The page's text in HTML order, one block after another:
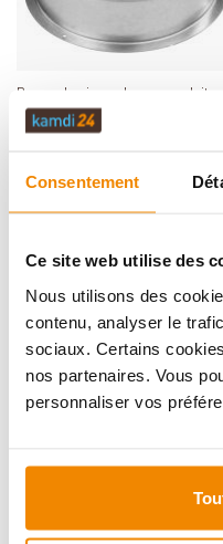
Consentement
Ce site web utilise des
Nous utilisons des
contenu, analyser le
sociaux. Certains
nos partenaires. Vous
personnaliser vos
Détails
Raccord universel pour conduit
flexible en aluminium Ø 100 mm
Disponible, délai de livraison : 1 à
14,19 €
Détails
60,39 €